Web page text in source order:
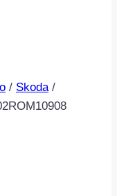
/ Skoda /